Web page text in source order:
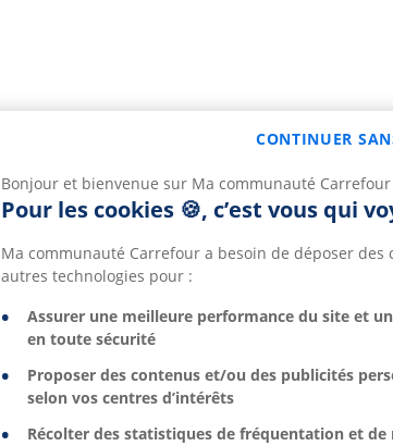
Bonjour et bienvenue sur Ma communauté Carrefour
Pour les cookies 🍪, c’est vous qui
Ma communauté Carrefour a besoin de déposer des
autres technologies pour :
Assurer une meilleure performance du site et
en toute sécurité
Proposer des contenus et/ou des publicités
selon vos centres d’intérêts
Récolter des statistiques de fréquentation et de
CONTINUER